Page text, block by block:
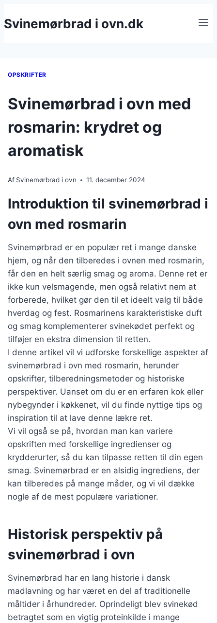
til
Svinemørbrad i ovn.dk
OPSKRIFTER
Svinemørbrad i ovn med
rosmarin: krydret og
aromatisk
Af Svinemørbrad i ovn 11. december 2024
Introduktion til svinemørbrad i
ovn med rosmarin
Svinemørbrad er en populær ret i mange danske
hjem, og når den tilberedes i ovnen med rosmarin,
får den en helt særlig smag og aroma. Denne ret er
ikke kun velsmagende, men også relativt nem at
forberede, hvilket gør den til et ideelt valg til både
hverdag og fest. Rosmarinens karakteristiske duft
og smag komplementerer svinekødet perfekt og
tilføjer en ekstra dimension til retten.
I denne artikel vil vi udforske forskellige aspekter af
svinemørbrad i ovn med rosmarin, herunder
opskrifter, tilberedningsmetoder og historiske
perspektiver. Uanset om du er en erfaren kok eller
nybegynder i køkkenet, vil du finde nyttige tips og
inspiration til at lave denne lækre ret.
Vi vil også se på, hvordan man kan variere
opskriften med forskellige ingredienser og
krydderurter, så du kan tilpasse retten til din egen
smag. Svinemørbrad er en alsidig ingrediens, der
kan tilberedes på mange måder, og vi vil dække
nogle af de mest populære variationer.
Historisk perspektiv på
svinemørbrad i ovn
Svinemørbrad har en lang historie i dansk
madlavning og har været en del af traditionelle
måltider i århundreder. Oprindeligt blev svinekød
betragtet som en vigtig proteinkilde i mange